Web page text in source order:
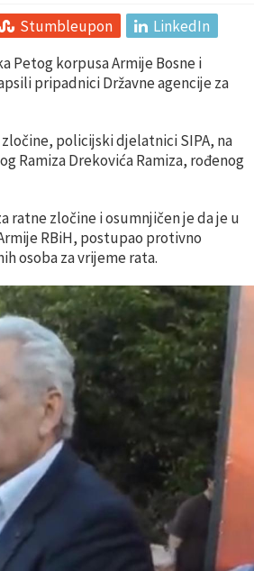
Stumbleupon
LinkedIn
Petog korpusa Armije Bosne i
pripadnici Državne agencije za
policijski djelatnici SIPA, na
Ramiza Drekovića Ramiza, rođenog
ratne zločine i osumnjičen je da je u
RBiH, postupao protivno
osoba za vrijeme rata.